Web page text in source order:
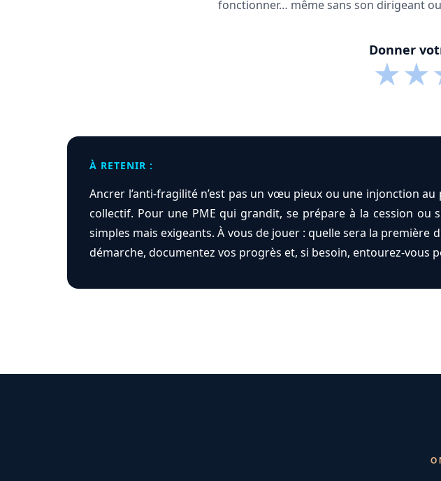
fonctionner… même sans son dirigeant
Donner
★★
À RETENIR :
Ancrer l’anti-fragilité n’est pas un vœu pieux ou une injonction
collectif. Pour une PME qui grandit, se prépare à la cession
simples mais exigeants. À vous de jouer : quelle sera la
démarche, documentez vos progrès et, si besoin, entourez-vous